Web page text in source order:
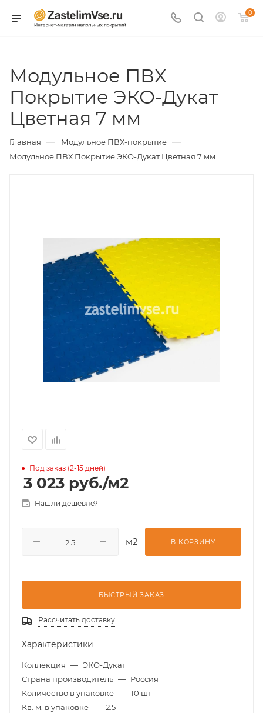
0
Модульное ПВХ
Покрытие ЭКО-Дукат
Цветная 7 мм
Главная — Модульное ПВХ-покрытие —
Модульное ПВХ Покрытие ЭКО-Дукат Цветная 7 мм
Под заказ (2-15 дней)
3 023 руб./м2
Нашли дешевле?
м2 В КОРЗИНУ
БЫСТРЫЙ ЗАКАЗ
Рассчитать доставку
Характеристики
Коллекция — ЭКО-Дукат
Страна производитель — Россия
Количество в упаковке — 10 шт
Кв. м. в упаковке — 2.5